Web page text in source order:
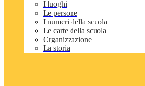
I luoghi
Le persone
I numeri della scuola
Le carte della scuola
Organizzazione
La storia